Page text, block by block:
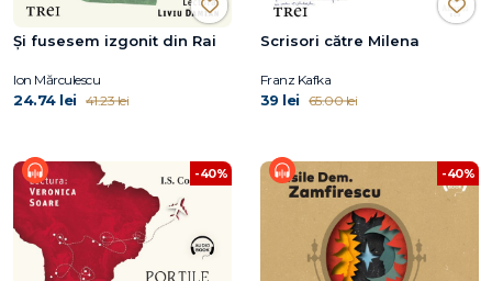
Şi fusesem izgonit din Rai
Ion Mărculescu
24.74 lei 41.23 lei
Scrisori către Milena
Franz Kafka
39 lei 65.00 lei
-40% -40%